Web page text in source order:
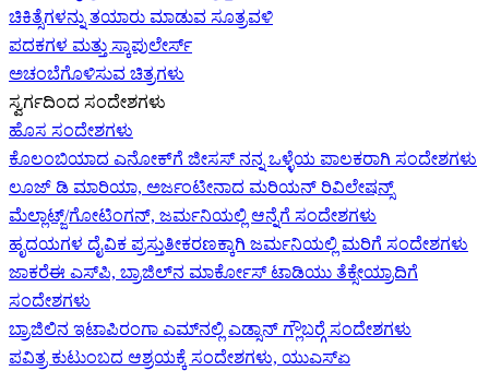
ಚಿಕಿತ್ಸೆಗಳನ್ನು ತಯಾರು ಮಾಡುವ ಸೂತ್ರವಳಿ
ಪದಕಗಳ ಮತ್ತು ಸ್ಕಾಪುಲೇರ್ಸ್
ಅಚಂಬೆಗೊಳಿಸುವ ಚಿತ್ರಗಳು
ಸ್ವರ್ಗದಿಂದ ಸಂದೇಶಗಳು
ಹೊಸ ಸಂದೇಶಗಳು
ಕೊಲಂಬಿಯಾದ ಎನೋಕ್‍ಗೆ ಜೀಸಸ್ ನನ್ನ ಒಳ್ಳೆಯ ಪಾಲಕರಾಗಿ ಸಂದೇಶಗಳು
ಲೂಜ್ ಡಿ ಮಾರಿಯಾ, ಅರ್ಜಂಟೀನಾದ ಮರಿಯನ್ ರಿವಿಲೇಷನ್ಸ್
ಮೆಲ್ಲಾಟ್ಜ್/ಗೋಟಿಂಗನ್, ಜರ್ಮನಿಯಲ್ಲಿ ಆನ್ನೆಗೆ ಸಂದೇಶಗಳು
ಹೃದಯಗಳ ದೈವಿಕ ಪ್ರಸ್ತುತೀಕರಣಕ್ಕಾಗಿ ಜರ್ಮನಿಯಲ್ಲಿ ಮರಿಗೆ ಸಂದೇಶಗಳು
ಜಾಕರೆಈ ಎಸ್‌ಪಿ, ಬ್ರಾಜಿಲ್‌ನ ಮಾರ್ಕೋಸ್ ಟಾಡಿಯು ತೆಕ್ಸೇಯ್ರಾದಿಗೆ
ಸಂದೇಶಗಳು
ಬ್ರಾಜಿಲಿನ ಇಟಾಪಿರಂಗಾ ಎಮ್‌ನಲ್ಲಿ ಎಡ್ಸಾನ್ ಗ್ಲೌಬರ್‍ಗೆ ಸಂದೇಶಗಳು
ಪವಿತ್ರ ಕುಟುಂಬದ ಆಶ್ರಯಕ್ಕೆ ಸಂದೇಶಗಳು, ಯುಎಸ್‌ಏ